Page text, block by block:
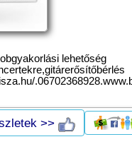
lehetőség
>>